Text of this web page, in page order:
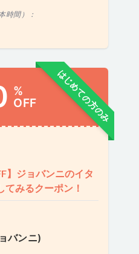
時間）：
はじめての方のみ
%
OFF
】ジョバンニのイタ
てみるクーポン！
バンニ)